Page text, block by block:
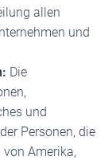
allen
und
Die
und
Personen, die
Amerika,